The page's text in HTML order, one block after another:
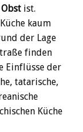
ist.
kaum
der Lage
finden
Einflüsse der
tatarische,
Küche